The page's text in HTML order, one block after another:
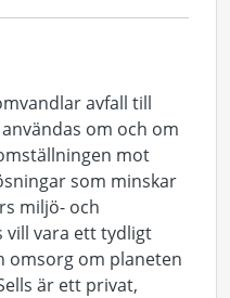
avfall till
om och om
mot
som minskar
miljö- och
vill vara ett tydligt
omsorg om planeten
är ett privat,